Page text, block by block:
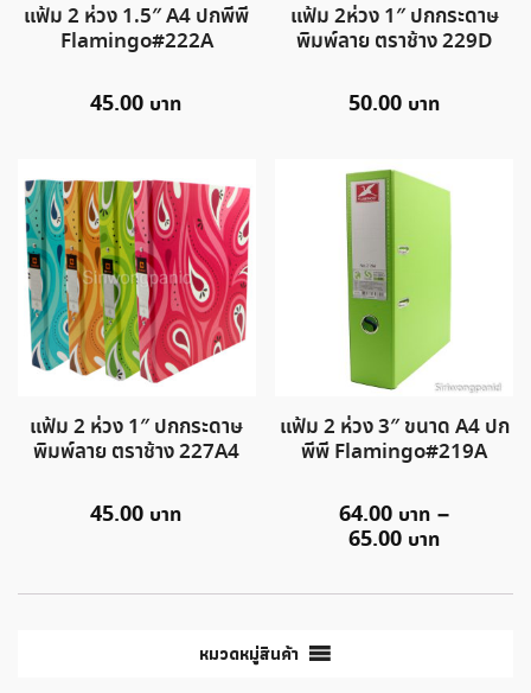
แฟ้ม 2 ห่วง 1.5″ A4 ปกพีพี
Flamingo#222A
45.00
แฟ้ม 2ห่วง 1″ ปกกระดาษ
พิมพ์ลาย ตราช้าง 229D
50.00
แฟ้ม 2 ห่วง 1″ ปกกระดาษ
พิมพ์ลาย ตราช้าง 227A4
45.00
แฟ้ม 2 ห่วง 3″ ขนาด A4 ปก
พีพี Flamingo#219A
64.00
–
65.00
หมวดหมู่สินค้า